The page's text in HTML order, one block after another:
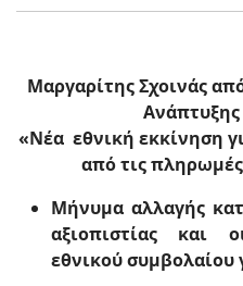
Μαργαρίτης Σχοινάς
«Νέα εθνική εκκίνηση
από τις
Μήνυμα αλλαγής
αξιοπιστίας και
εθνικού συμβολαίου